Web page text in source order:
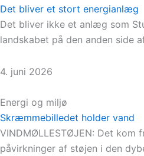
Det bliver et stort energianlæg
Det bliver ikke et anlæg som
landskabet på den anden side
4. juni 2026
Energi og miljø
Skræmmebilledet holder vand
VINDMØLLESTØJEN: Det kom
påvirkninger af støjen i den